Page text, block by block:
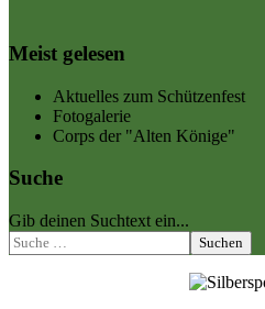
Meist gelesen
Aktuelles zum Schützenfest
Fotogalerie
Corps der "Alten Könige"
Suche
Gib deinen Suchtext ein...
Suchen